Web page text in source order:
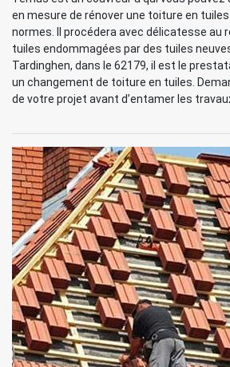
en mesure de rénover une toiture en
normes. Il procédera avec délicatesse au
tuiles endommagées par des tuiles
Tardinghen, dans le 62179, il est le
un changement de toiture en tuiles.
de votre projet avant d’entamer les